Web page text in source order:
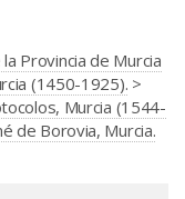
Provincia de Murcia
(1450-1925). >
Murcia (1544-
de Borovia, Murcia.